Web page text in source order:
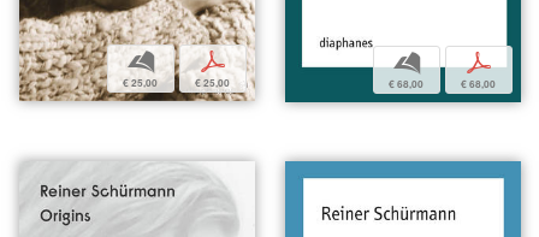
b
€ 25,00
p
€ 25,00
b
€ 68,00
p
€ 68,00